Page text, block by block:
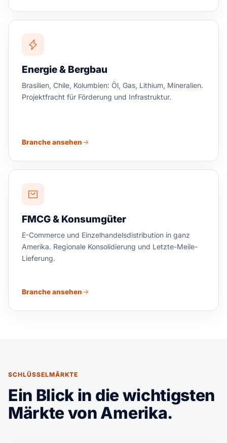
Energie & Bergbau
Brasilien, Chile, Kolumbien: Öl, Gas, Lithium, Mineralien.
Projektfracht für Förderung und Infrastruktur.
Branche ansehen
FMCG & Konsumgüter
E-Commerce und Einzelhandelsdistribution in ganz
Amerika. Regionale Konsolidierung und Letzte-Meile-
Lieferung.
Branche ansehen
SCHLÜSSELMÄRKTE
Ein Blick in die wichtigsten
Märkte von Amerika.